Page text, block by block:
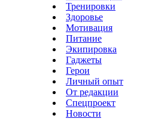
Тренировки
Здоровье
Мотивация
Питание
Экипировка
Гаджеты
Герои
Личный опыт
От редакции
Спецпроект
Новости